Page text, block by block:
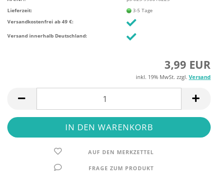
Lieferzeit:
3-5 Tage
Versandkostenfrei ab 49 €:
Versand innerhalb Deutschland:
3,99 EUR
inkl. 19% MwSt. zzgl. Versand
AUF DEN MERKZETTEL
FRAGE ZUM PRODUKT